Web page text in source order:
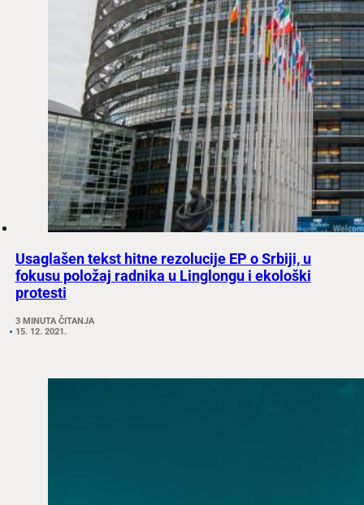
Usaglašen tekst hitne rezolucije EP o Srbiji, u
fokusu položaj radnika u Linglongu i ekološki
protesti
3 MINUTA ČITANJA
15. 12. 2021.